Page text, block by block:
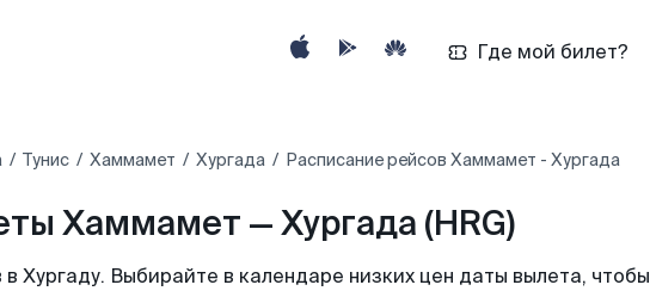
Где мой билет?
Тунис‎ Хаммамет Хургада Расписание рейсов Хаммамет - Хургада
Хаммамет — Хургада (HRG)
Хургаду. Выбирайте в календаре низких цен даты вылета, чтобы